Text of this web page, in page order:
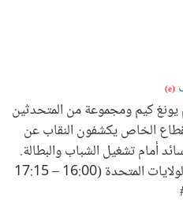
(e)
كيم ومجموعة من المتحدثين
الخاص يكشفون النقاب عن
أمام تشغيل الشباب والبطالة.
12 – 1:15 ظهرا بتوقيت شرق الولايات المتحدة (16:00 – 17:15